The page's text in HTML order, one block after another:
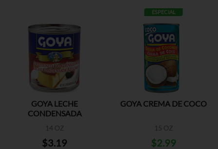
GOYA LECHE
CONDENSADA
14 OZ
$3.19
ESPECIAL
GOYA CREMA DE COCO
15 OZ
$2.99